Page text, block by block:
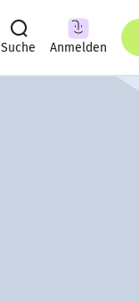
Suche Anmelden